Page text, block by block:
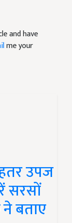
and have
me your
उपज
बताए